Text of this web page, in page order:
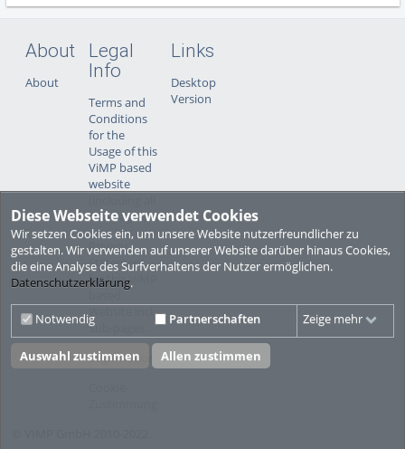
Diese Webseite verwendet Cookies
Wir setzen Cookies ein, um unsere Website nutzerfreundlicher zu
gestalten. Wir verwenden auf unserer Website darüber hinaus Cookies,
die eine Analyse des Surfverhaltens der Nutzer ermöglichen.
Datenschutzerklärung.
Notwendig Partnerschaften Zeige mehr
Auswahl zustimmen Allen zustimmen
About
About
Legal
Info
Terms and
Conditions
for the
Usage of this
ViMP based
website
sub-pages)
Privacy
Statement
for this ViMP
Website incl.
Sub-pages
Legal notice
Links
Desktop
Version